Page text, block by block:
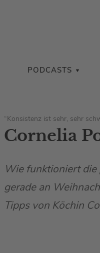
PODCASTS
“Konsistenz ist sehr, sehr
Cornelia
Wie funktioniert die
gerade an
Tipps von Köchin